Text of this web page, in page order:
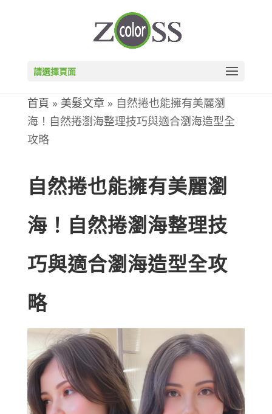
請選擇頁面
首頁 » 美髮文章 » 自然捲也能擁有美麗瀏
海！自然捲瀏海整理技巧與適合瀏海造型全
攻略
自然捲也能擁有美麗瀏
海！自然捲瀏海整理技
巧與適合瀏海造型全攻
略